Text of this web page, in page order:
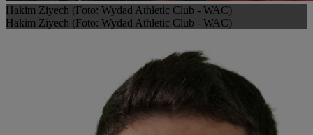
Hakim Ziyech (Foto: Wydad Athletic Club - WAC)
Hakim Ziyech (Foto: Wydad Athletic Club - WAC)